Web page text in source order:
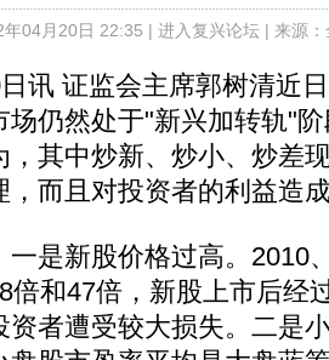
年04月20日 22:35 | 进入复兴论坛| 来源
证监会主席郭树清近日
场仍然处于"新兴加转轨"
，其中炒新、炒小、炒差
，而且对投资者的利益造
新股价格过高。2010
倍和47倍，新股上市后经
资者遭受较大损失。二是